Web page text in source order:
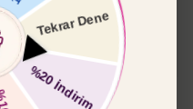
Pasta-Pandispanya Kesme Teli
₺ 275.00